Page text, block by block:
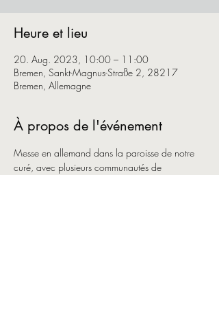
Heure et lieu
20. Aug. 2023, 10:00 – 11:00
Bremen, Sankt-Magnus-Straße 2, 28217
Bremen, Allemagne
À propos de l'événement
Messe en allemand dans la paroisse de notre
curé, avec plusieurs communautés de